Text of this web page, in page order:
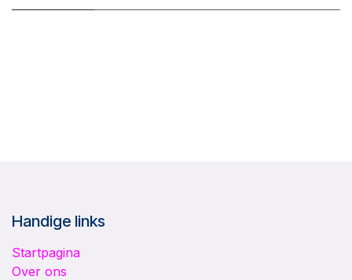
Handige links
Startpagina
Over ons